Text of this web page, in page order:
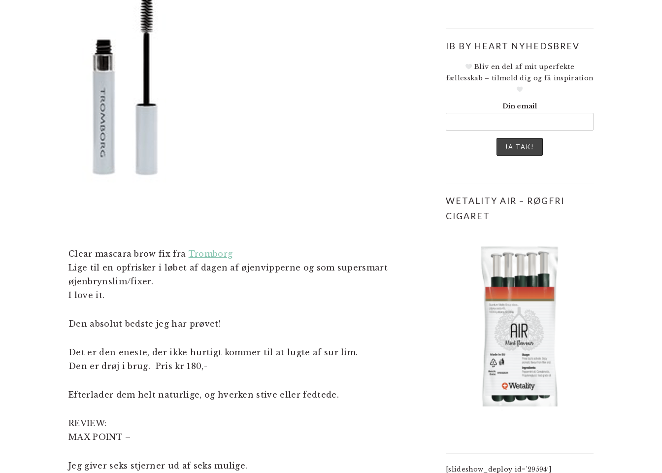
Clear mascara brow fix fra Tromborg
Lige til en opfrisker i løbet af dagen af øjenvipperne og som supersmart
øjenbrynslim/fixer.
I love it.
Den absolut bedste jeg har prøvet!
Det er den eneste, der ikke hurtigt kommer til at lugte af sur lim.
Den er drøj i brug. Pris kr 180,-
Efterlader dem helt naturlige, og hverken stive eller fedtede.
REVIEW:
MAX POINT –
Jeg giver seks stjerner ud af seks mulige.
IB BY HEART NYHEDSBREV
Bliv en del af mit uperfekte
fællesskab – tilmeld dig og få inspiration
Din email
WETALITY AIR – RØGFRI
CIGARET
[slideshow_deploy id=’29594′]